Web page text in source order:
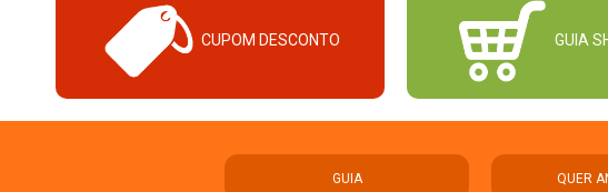
CUPOM DESCONTO GUIA
GUIA QUER